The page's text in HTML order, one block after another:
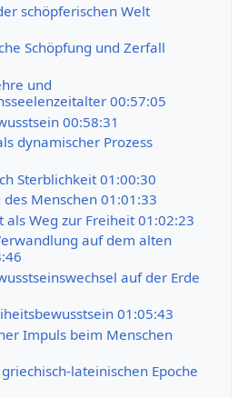
schöpferischen Welt
Schöpfung und Zerfall
und
00:57:05
00:58:31
dynamischer Prozess
Sterblichkeit 01:00:30
des Menschen 01:01:33
als Weg zur Freiheit 01:02:23
auf dem alten
auf der Erde
01:05:43
Impuls beim Menschen
lateinischen Epoche